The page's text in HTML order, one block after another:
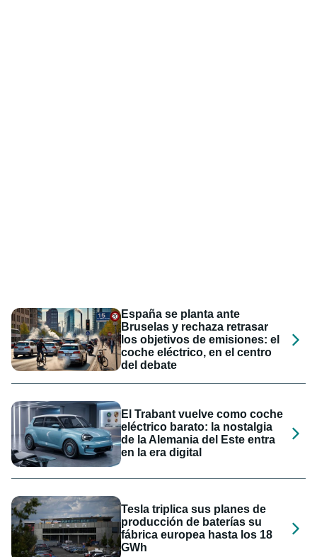
España se planta ante
Bruselas y rechaza retrasar
los objetivos de emisiones: el
coche eléctrico, en el centro
del debate
El Trabant vuelve como coche
eléctrico barato: la nostalgia
de la Alemania del Este entra
en la era digital
Tesla triplica sus planes de
producción de baterías su
fábrica europea hasta los 18
GWh